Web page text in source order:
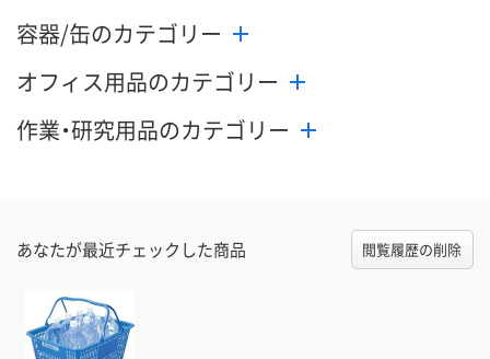
容器/缶のカテゴリー
オフィス用品のカテゴリー
作業・研究用品のカテゴリー
あなたが最近チェックした商品 閲覧履歴の削除